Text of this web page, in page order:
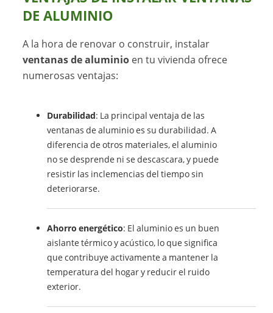
DE ALUMINIO
A la hora de renovar o construir, instalar
ventanas de aluminio en tu vivienda ofrece
numerosas ventajas:
Durabilidad: La principal ventaja de las
ventanas de aluminio es su durabilidad. A
diferencia de otros materiales, el aluminio
no se desprende ni se descascara, y puede
resistir las inclemencias del tiempo sin
deteriorarse.
Ahorro energético: El aluminio es un buen
aislante térmico y acústico, lo que significa
que contribuye activamente a mantener la
temperatura del hogar y reducir el ruido
exterior.